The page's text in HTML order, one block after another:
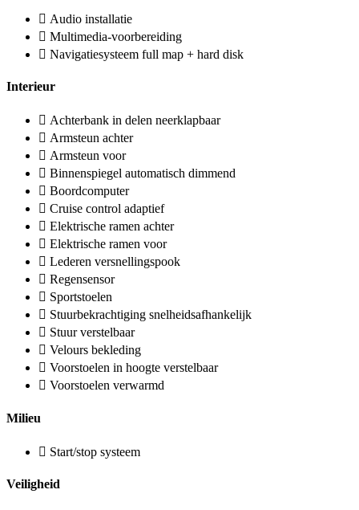
Audio installatie
Multimedia-voorbereiding
Navigatiesysteem full map + hard disk
Interieur
Achterbank in delen neerklapbaar
Armsteun achter
Armsteun voor
Binnenspiegel automatisch dimmend
Boordcomputer
Cruise control adaptief
Elektrische ramen achter
Elektrische ramen voor
Lederen versnellingspook
Regensensor
Sportstoelen
Stuurbekrachtiging snelheidsafhankelijk
Stuur verstelbaar
Velours bekleding
Voorstoelen in hoogte verstelbaar
Voorstoelen verwarmd
Milieu
Start/stop systeem
Veiligheid